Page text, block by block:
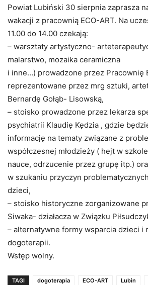
Powiat Lubiński 30 sierpnia zaprasza
wakacji z pracownią ECO-ART. Na
11.00 do 14.00 czekają:
– warsztaty artystyczno-
malarstwo, mozaika ceramiczna
i inne…) prowadzone przez Pracownię
reprezentowane przez mrg sztuki,
Bernardę Gołąb- Lisowską,
– stoisko prowadzone przez lekarza
psychiatrii Klaudię Kędzia , gdzie
informację na tematy związane z
współczesnej młodzieży ( hejt w
nauce, odrzucenie przez grupę itp.)
w szukaniu przyczyn
dzieci,
– stoisko historyczne zorganizowane
Siwaka- działacza w Związku
– alternatywne formy wsparcia dzieci i
dogoterapii.
Wstęp wolny.
TAGI dogoterapia ECO-ART Lubin